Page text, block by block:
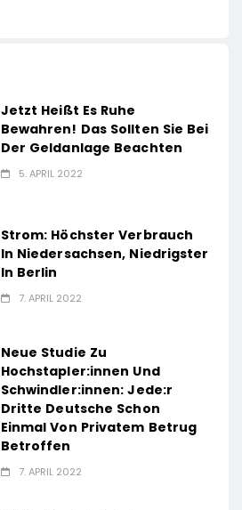
Jetzt Heißt Es Ruhe
Bewahren! Das Sollten Sie Bei
Der Geldanlage Beachten
5. APRIL 2022
Strom: Höchster Verbrauch
In Niedersachsen, Niedrigster
In Berlin
7. APRIL 2022
Neue Studie Zu
Hochstapler:innen Und
Schwindler:innen: Jede:r
Dritte Deutsche Schon
Einmal Von Privatem Betrug
Betroffen
7. APRIL 2022